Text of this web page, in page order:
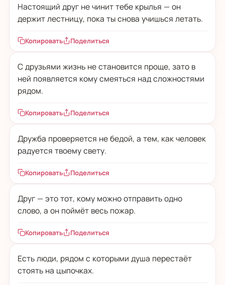
Настоящий друг не чинит тебе крылья — он
держит лестницу, пока ты снова учишься летать.
Копировать Поделиться
С друзьями жизнь не становится проще, зато в
ней появляется кому смеяться над сложностями
рядом.
Копировать Поделиться
Дружба проверяется не бедой, а тем, как человек
радуется твоему свету.
Копировать Поделиться
Друг — это тот, кому можно отправить одно
слово, а он поймёт весь пожар.
Копировать Поделиться
Есть люди, рядом с которыми душа перестаёт
стоять на цыпочках.